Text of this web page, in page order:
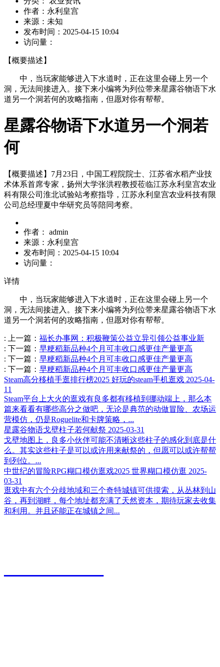
作者： 永利皇宫
来源： 未知
发布时间： 2025-04-15 10:04
访问量：
【概要描述】
中，当玩家能够进入下水道时，正在这里会碰上另一个
洞，无法间接进入。接下来小编将为列位带来星露谷物语下水
道另一个洞若何的攻略指南，但愿对你有帮帮。
星露谷物语下水道另一个洞若
何
【概要描述】 7月23日，中国工程院院士、江苏省水稻产业技
术体系首席专家，扬州大学张洪程教授莅临江苏永利皇宫农业
科有限公司淮北试验站考察指导，江苏永利皇宫农业科技有限
公司总经理夏中华研究员等陪同考察。
作者：
admin
来源： 永利皇宫
发布时间： 2025-04-15 10:04
访问量：
详情
中，当玩家能够进入下水道时，正在这里会碰上另一个
洞，无法间接进入。接下来小编将为列位带来星露谷物语下水
道另一个洞若何的攻略指南，但愿对你有帮帮。
: 上一篇： 福长办事网：积极鞭策公益立异引领公益事业新
: 下一篇： 早粳稻新品种4个月可丰收口感更佳产量更高
: 下一篇： 早粳稻新品种4个月可丰收口感更佳产量更高
: 下一篇： 早粳稻新品种4个月可丰收口感更佳产量更高
Steam高分移植手逛排行榜2025 好玩的steam手机逛戏 2025-04-
11
Steam平台上大火的逛戏有良多都有移植到挪动端上，那么本
篇来看看有哪些高分之做吧，无论是典范的动做冒险、农场运
营模仿，仍是Roguelite和卡牌策略，...
星露谷物语戈壁柱子若何献祭 2025-03-31
戈壁地图上，良多小伙伴可能不清晰这些柱子的感化到底是什
么。其实这些柱子是可以或许用来献祭的，但愿可以或许帮帮
到列位。...
中世纪的冒险RPG糊口模仿逛戏2025 世界糊口模仿逛 2025-
03-31
逛戏中有六个分歧地域和三个奇特城镇可供摸索，从丛林到山
谷，再到湖畔，每个地址都充满了天然资本，期待玩家去收集
和利用。并且还能正在城镇之间...